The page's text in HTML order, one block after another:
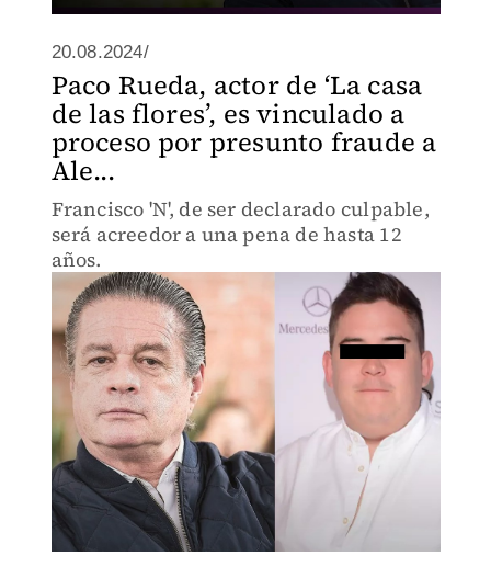
20.08.2024/
Paco Rueda, actor de ‘La casa
de las flores’, es vinculado a
proceso por presunto fraude a
Ale...
Francisco 'N', de ser declarado culpable,
será acreedor a una pena de hasta 12
años.